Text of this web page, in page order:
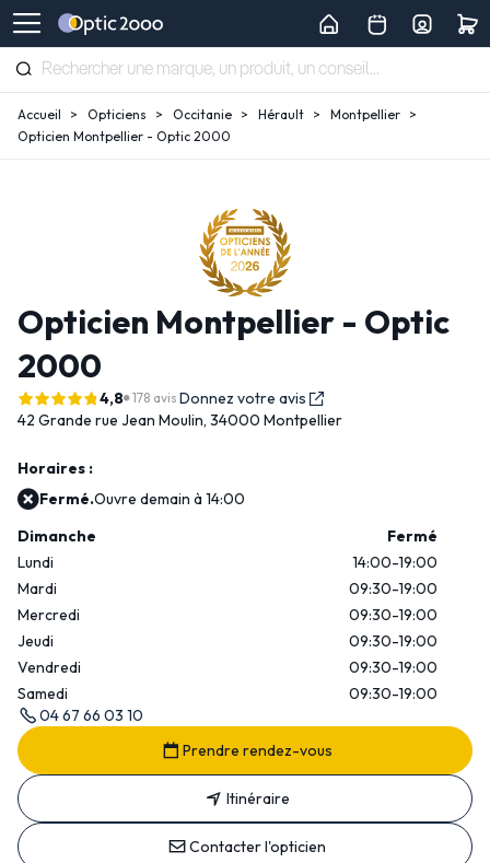
Accueil Opticiens Occitanie Hérault
Montpellier
Opticien Montpellier - Optic 2000
Opticien Montpellier - Optic
2000
4,8 178 avis Donnez votre avis
42 Grande rue Jean Moulin, 34000 Montpellier
Horaires :
Fermé.Ouvre demain à 14:00
Dimanche
Fermé
Lundi
14:00-19:00
Mardi
09:30-19:00
Mercredi
09:30-19:00
Jeudi
09:30-19:00
Vendredi
09:30-19:00
Samedi
09:30-19:00
04 67 66 03 10
Prendre rendez-vous
Itinéraire
Contacter l'opticien